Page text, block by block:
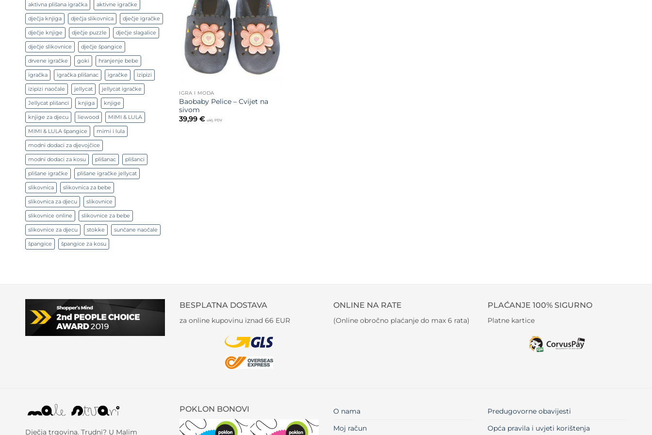
aktivna plišana igračka aktivne igračke
dječja knjiga dječja slikovnica dječje igračke
dječje knjige dječje puzzle dječje slagalice
dječje slikovnice dječje špangice
drvene igračke goki hranjenje bebe
igračka igračka plišanac igračke izipizi
izipizi naočale jellycat jellycat igračke
Jellycat plišanci knjiga knjige
knjige za djecu liewood MIMI & LULA
MIMI & LULA špangice mimi i lula
modni dodaci za djevojčice
modni dodaci za kosu plišanac plišanci
plišane igračke plišane igračke jellycat
slikovnica slikovnica za bebe
slikovnica za djecu slikovnice
slikovnice online slikovnice za bebe
slikovnice za djecu stokke sunčane naočale
špangice špangice za kosu
Dodajte
na listu
želja
IGRA I MODA
Baobaby Pelice – Cvijet na
sivom
39,99€ uklj. PDV
BESPLATNA DOSTAVA
za online kupovinu iznad 66 EUR
ONLINE NA RATE
(Online obročno plaćanje do max 6 rata)
PLAĆANJE 100% SIGURNO
Platne kartice
Dječja trgovina. Trudni? U Malim
POKLON BONOVI
O nama
Moj račun
Predugovorne obavijesti
Opća pravila i uvjeti korištenja